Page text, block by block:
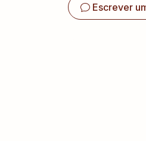
Escrever